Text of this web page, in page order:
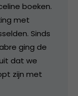
boeken.
met
Sinds
ging de
dat we
zijn met